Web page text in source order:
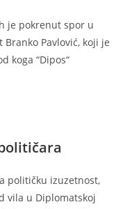
je pokrenut spor u
Pavlović, koji je
koga “Dipos“
političku izuzetnost,
vila u Diplomatskoj